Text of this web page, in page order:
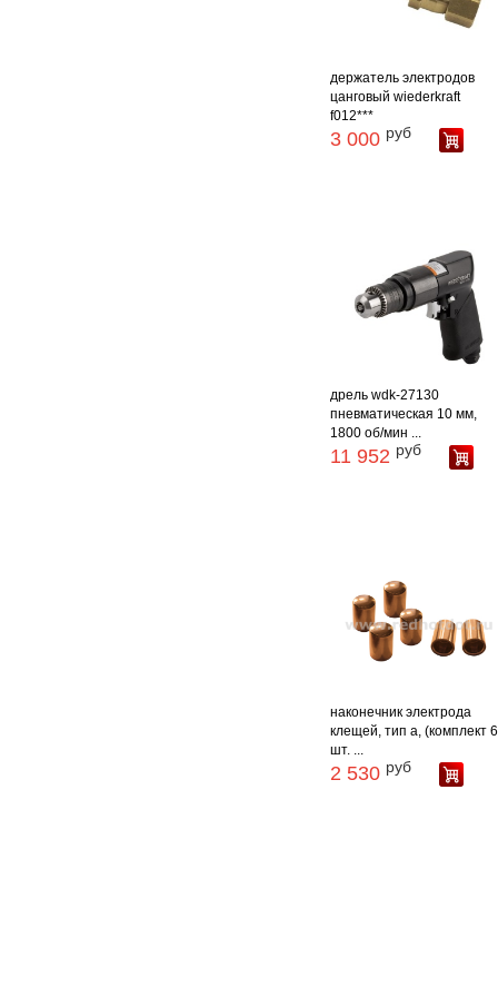
держатель электродов
цанговый wiederkraft
f012***
3 000 руб
дрель wdk-27130
пневматическая 10 мм,
1800 об/мин ...
11 952 руб
наконечник электрода
клещей, тип а, (комплект 6
шт. ...
2 530 руб